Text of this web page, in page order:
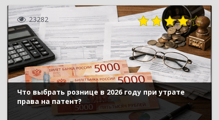
23282
Что выбрать рознице в 2026 году при утрате
права на патент?